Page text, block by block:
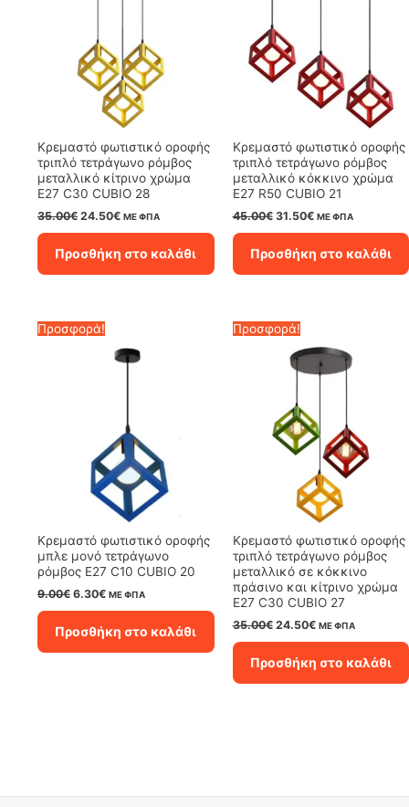
Κρεμαστό φωτιστικό οροφής
τριπλό τετράγωνο ρόμβος
μεταλλικό κίτρινο χρώμα
E27 C30 CUBIO 28
35.00€ Original
price
35.00€.
24.50€Η
τρέχουσα
είναι:
24.50€.
ΜΕ ΦΠΑ
Προσθήκη στο καλάθι
Κρεμαστό φωτιστικό οροφής
τριπλό τετράγωνο ρόμβος
μεταλλικό κόκκινο χρώμα
E27 R50 CUBIO 21
45.00€ Original
price
45.00€.
31.50€Η
τρέχουσα
είναι:
31.50€.
ΜΕ ΦΠΑ
Προσθήκη στο καλάθι
Προσφορά!
Κρεμαστό φωτιστικό οροφής
μπλε μονό τετράγωνο
ρόμβος Ε27 C10 CUBIO 20
9.00€ Original
9.00€.
6.30€Η
είναι:
6.30€.
ΜΕ ΦΠΑ
Προσθήκη στο καλάθι
Προσφορά!
Κρεμαστό φωτιστικό οροφής
τριπλό τετράγωνο ρόμβος
μεταλλικό σε κόκκινο
πράσινο και κίτρινο χρώμα
E27 C30 CUBIO 27
35.00€ Original
35.00€.
24.50€Η
είναι:
24.50€.
ΜΕ ΦΠΑ
Προσθήκη στο καλάθι